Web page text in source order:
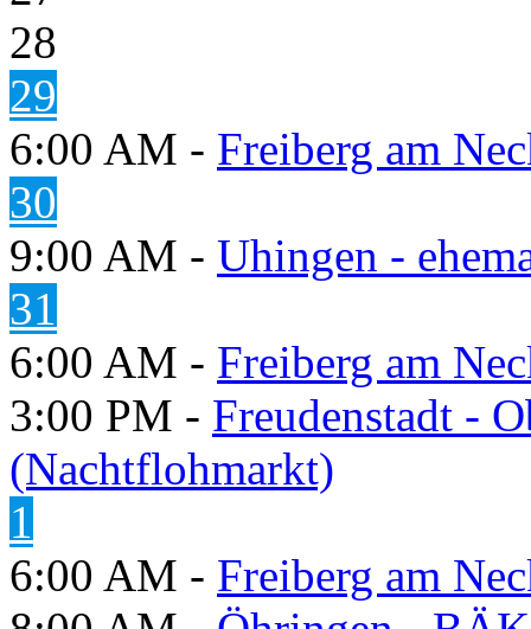
28
29
6:00 AM - Freiberg am
30
9:00 AM - Uhingen -
31
6:00 AM - Freiberg am
3:00 PM - Freudenstadt -
(Nachtflohmarkt)
1
6:00 AM - Freiberg am